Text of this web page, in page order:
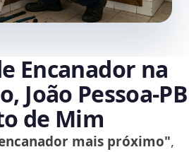
Encanador na
João Pessoa‑PB
de Mim
mais próximo",